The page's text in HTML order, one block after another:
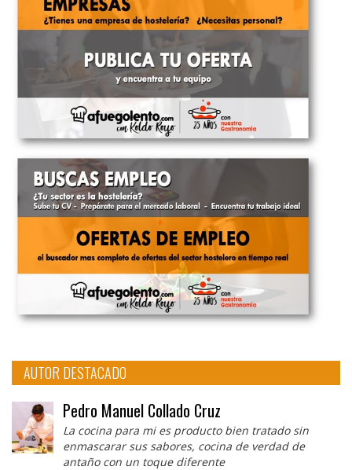
AUTOR DESTACADO
Pedro Manuel Collado Cruz
La cocina para mi es producto bien tratado sin
enmascarar sus sabores, cocina de verdad de
antaño con un toque diferente